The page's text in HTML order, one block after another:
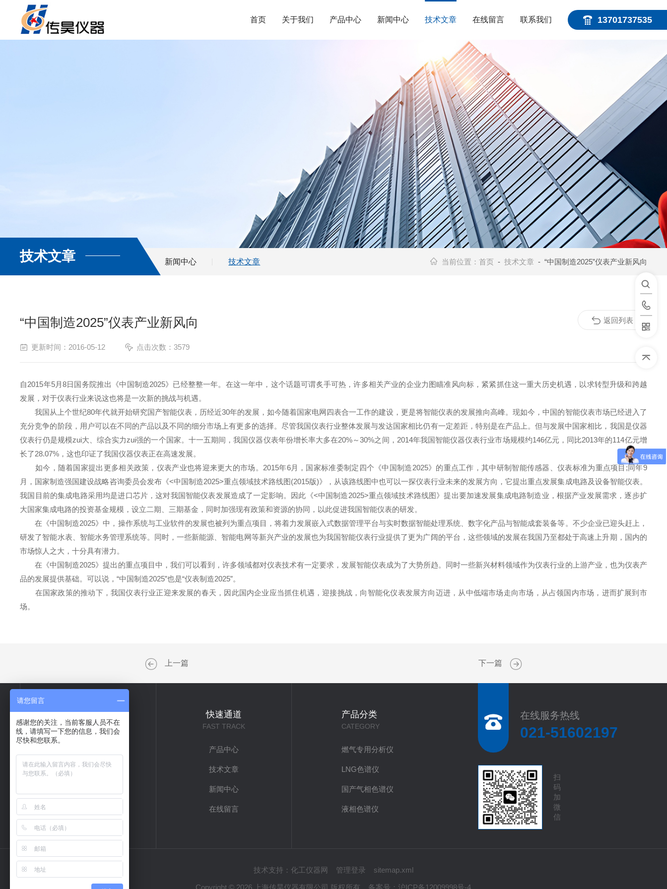
13701737535
首页 关于我们 产品中心 新闻中心 技术文章 在线留言 联系我们
技术文章 新闻中心 技术文章 当前位置： 首页 - 技术文章 - “中国制造2025”仪表产业新风向
“中国制造2025”仪表产业新风向
更新时间：2016-05-12 点击次数：3579
自2015年5月8日国务院推出《中国制造2025》已经整整一年。在这一年中，这个话题可谓炙手可热，许多相关产业的企业力图瞄准风向标，紧紧抓住这一重大历史机遇，以求转型升级和跨越
发展，对于仪表行业来说这也将是一次新的挑战与机遇。
我国从上个世纪80年代就开始研究国产智能仪表，历经近30年的发展，如今随着国家电网四表合一工作的建设，更是将智能仪表的发展推向高峰。现如今，中国的智能仪表市场已经进入了
充分竞争的阶段，用户可以在不同的产品以及不同的细分市场上有更多的选择。尽管我国仪表行业整体发展与发达国家相比仍有一定差距，特别是在产品上。但与发展中国家相比，我国是仪器
仪表行仍是规模zui大、综合实力zui强的一个国家。十一五期间，我国仪器仪表年份增长率大多在20%～30%之间，2014年我国智能仪器仪表行业市场规模约146亿元，同比2013年的114亿元增
长了28.07%，这也印证了我国仪器仪表正在高速发展。
如今，随着国家提出更多相关政策，仪表产业也将迎来更大的市场。2015年6月，国家标准委制定四个《中国制造2025》的重点工作，其中研制智能传感器、仪表标准为重点项目;同年9
月，国家制造强国建设战略咨询委员会发布《<中国制造2025>重点领域技术路线图(2015版)》，从该路线图中也可以一探仪表行业未来的发展方向，它提出重点发展集成电路及设备智能仪表。
我国目前的集成电路采用均是进口芯片，这对我国智能仪表发展造成了一定影响。因此《<中国制造2025>重点领域技术路线图》提出要加速发展集成电路制造业，根据产业发展需求，逐步扩
大国家集成电路的投资基金规模，设立二期、三期基金，同时加强现有政策和资源的协同，以此促进我国智能仪表的研发。
在《中国制造2025》中，操作系统与工业软件的发展也被列为重点项目，将着力发展嵌入式数据管理平台与实时数据智能处理系统、数字化产品与智能成套装备等。不少企业已迎头赶上，
研发了智能水表、智能水务管理系统等。同时，一些新能源、智能电网等新兴产业的发展也为我国智能仪表行业提供了更为广阔的平台，这些领域的发展在我国乃至都处于高速上升期，国内的
市场惊人之大，十分具有潜力。
在《中国制造2025》提出的重点项目中，我们可以看到，许多领域都对仪表技术有一定要求，发展智能仪表成为了大势所趋。同时一些新兴材料领域作为仪表行业的上游产业，也为仪表产
品的发展提供基础。可以说，“中国制造2025”也是“仪表制造2025”。
在国家政策的推动下，我国仪表行业正迎来发展的春天，因此国内企业应当抓住机遇，迎接挑战，向智能化仪表发展方向迈进，从中低端市场走向市场，从占领国内市场，进而扩展到市
场。
返回列表
上一篇 下一篇
关于我们
ABOUT US
企业文化
快速通道
FAST TRACK
产品中心
技术文章
新闻中心
在线留言
产品分类
CATEGORY
燃气专用分析仪
LNG色谱仪
国产气相色谱仪
液相色谱仪
在线服务热线
021-51602197
扫
码
加
微
信
技术支持： 化工仪器网 管理登录 sitemap.xml
Copyright © 2026 上海传昊仪器有限公司 版权所有 备案号： 沪ICP备12009998号-4
请您留言
感谢您的关注，当前客服人员不在
线，请填写一下您的信息，我们会
尽快和您联系。